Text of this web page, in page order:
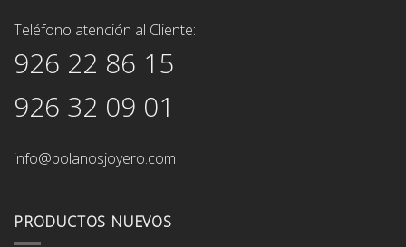
Teléfono atención al Cliente:
926 22 86 15
926 32 09 01
info@bolanosjoyero.com
PRODUCTOS NUEVOS